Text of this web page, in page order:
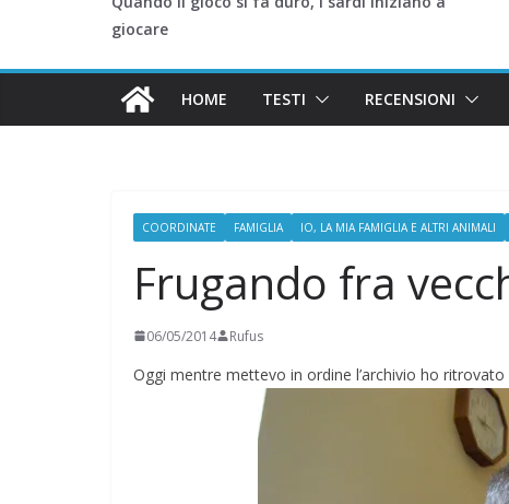
giocare
HOME TESTI RECENSIONI
COORDINATE FAMIGLIA IO, LA MIA FAMIGLIA E ALTRI ANIMALI
Frugando fra
06/05/2014 Rufus
Oggi mentre mettevo in ordine l’archivio ho